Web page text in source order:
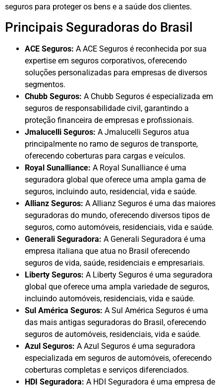
seguros para proteger os bens e a saúde dos clientes.
Principais Seguradoras do Brasil
ACE Seguros: A ACE Seguros é reconhecida por sua
expertise em seguros corporativos, oferecendo
soluções personalizadas para empresas de diversos
segmentos.
Chubb Seguros: A Chubb Seguros é especializada em
seguros de responsabilidade civil, garantindo a
proteção financeira de empresas e profissionais.
Jmalucelli Seguros: A Jmalucelli Seguros atua
principalmente no ramo de seguros de transporte,
oferecendo coberturas para cargas e veículos.
Royal Sunalliance: A Royal Sunalliance é uma
seguradora global que oferece uma ampla gama de
seguros, incluindo auto, residencial, vida e saúde.
Allianz Seguros: A Allianz Seguros é uma das maiores
seguradoras do mundo, oferecendo diversos tipos de
seguros, como automóveis, residenciais, vida e saúde.
Generali Seguradora: A Generali Seguradora é uma
empresa italiana que atua no Brasil oferecendo
seguros de vida, saúde, residenciais e empresariais.
Liberty Seguros: A Liberty Seguros é uma seguradora
global que oferece uma ampla variedade de seguros,
incluindo automóveis, residenciais, vida e saúde.
Sul América Seguros: A Sul América Seguros é uma
das mais antigas seguradoras do Brasil, oferecendo
seguros de automóveis, residenciais, vida e saúde.
Azul Seguros: A Azul Seguros é uma seguradora
especializada em seguros de automóveis, oferecendo
coberturas completas e serviços diferenciados.
HDI Seguradora: A HDI Seguradora é uma empresa de